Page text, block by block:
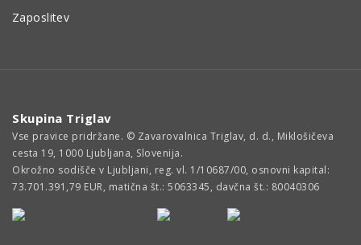
Zaposlitev
Skupina Triglav
Vse pravice pridržane. © Zavarovalnica Triglav, d. d., Miklošičeva
cesta 19, 1000 Ljubljana, Slovenija.
Okrožno sodišče v Ljubljani, reg. vl. 1/10687/00, osnovni kapital:
73.701.391,79 EUR, matična št.: 5063345, davčna št.: 80040306